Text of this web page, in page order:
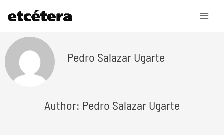
contenido
Pedro Salazar Ugarte
Author: Pedro Salazar Ugarte